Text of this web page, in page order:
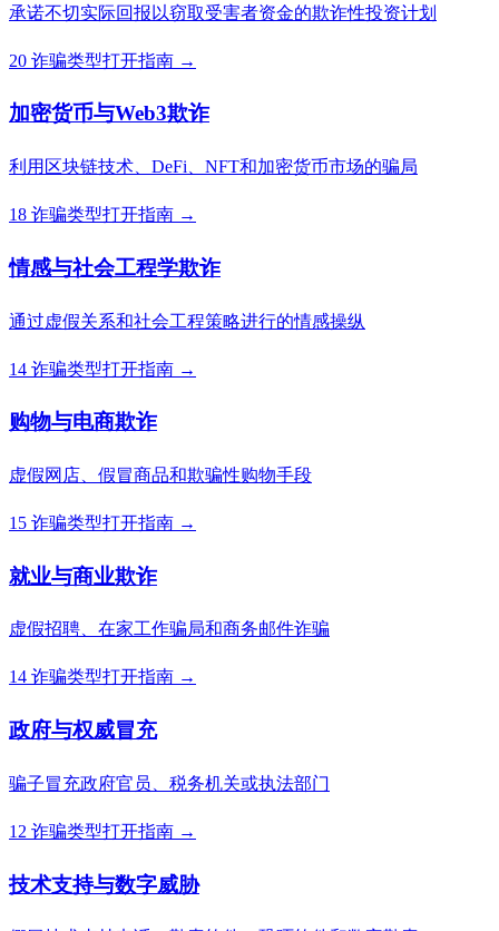
承诺不切实际回报以窃取受害者资金的欺诈性投资计划
20 诈骗类型打开指南 →
加密货币与Web3欺诈
利用区块链技术、DeFi、NFT和加密货币市场的骗局
18 诈骗类型打开指南 →
情感与社会工程学欺诈
通过虚假关系和社会工程策略进行的情感操纵
14 诈骗类型打开指南 →
购物与电商欺诈
虚假网店、假冒商品和欺骗性购物手段
15 诈骗类型打开指南 →
就业与商业欺诈
虚假招聘、在家工作骗局和商务邮件诈骗
14 诈骗类型打开指南 →
政府与权威冒充
骗子冒充政府官员、税务机关或执法部门
12 诈骗类型打开指南 →
技术支持与数字威胁